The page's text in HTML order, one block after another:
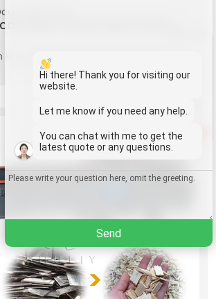
Ulang Kayu
Kayu Untuk Pabrik Serbuk
kayu dirancang untuk menghancurkan
Wechat
Chat
Hi there! Thank you for visiting our
website.
Let me know if you need any help.
You can chat with me to get the
latest quote or any questions.
Send